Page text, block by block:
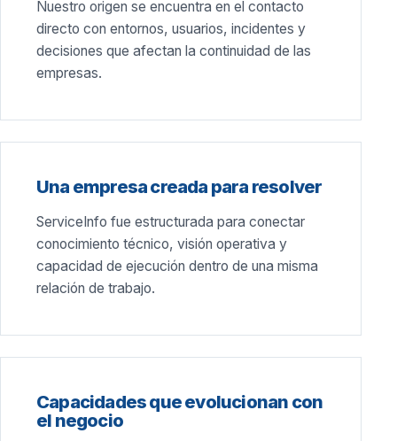
Nuestro origen se encuentra en el contacto
directo con entornos, usuarios, incidentes y
decisiones que afectan la continuidad de las
empresas.
Una empresa creada para resolver
ServiceInfo fue estructurada para conectar
conocimiento técnico, visión operativa y
capacidad de ejecución dentro de una misma
relación de trabajo.
Capacidades que evolucionan con
el negocio